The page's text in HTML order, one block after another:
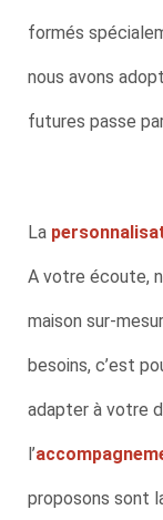
formés
nous avons
futures passe par
La
A votre écoute,
maison sur-
besoins, c’est
adapter à votre
l’
proposons sont